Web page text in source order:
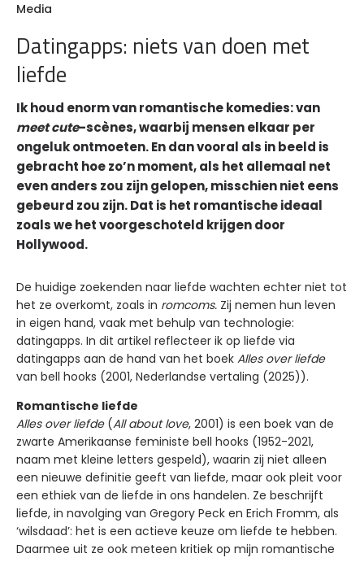
Media
Datingapps: niets van doen met
liefde
Ik houd enorm van romantische komedies: van
meet cute-scènes, waarbij mensen elkaar per
ongeluk ontmoeten. En dan vooral als in beeld is
gebracht hoe zo’n moment, als het allemaal net
even anders zou zijn gelopen, misschien niet eens
gebeurd zou zijn. Dat is het romantische ideaal
zoals we het voorgeschoteld krijgen door
Hollywood.
De huidige zoekenden naar liefde wachten echter niet tot
het ze overkomt, zoals in romcoms. Zij nemen hun leven
in eigen hand, vaak met behulp van technologie:
datingapps. In dit artikel reflecteer ik op liefde via
datingapps aan de hand van het boek Alles over liefde
van bell hooks (2001, Nederlandse vertaling (2025)).
Romantische liefde
Alles over liefde(All about love, 2001) is een boek van de
zwarte Amerikaanse feministe bell hooks (1952-2021,
naam met kleine letters gespeld), waarin zij niet alleen
een nieuwe definitie geeft van liefde, maar ook pleit voor
een ethiek van de liefde in ons handelen. Ze beschrijft
liefde, in navolging van Gregory Peck en Erich Fromm, als
‘wilsdaad’: het is een actieve keuze om liefde te hebben.
Daarmee uit ze ook meteen kritiek op mijn romantische